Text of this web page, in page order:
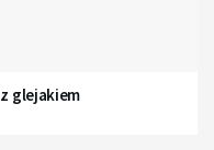
glejakiem